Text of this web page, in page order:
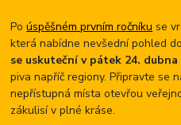
Poúspěšném prvním ročníku se
která nabídne nevšední pohled
se uskuteční v pátek 24. dubna
piva napříč regiony. Připravte se
nepřístupná místa otevřou
zákulisí v plné kráse.